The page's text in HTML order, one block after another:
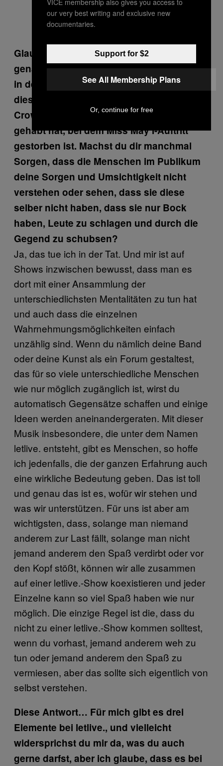
Glaubst du, dass die Leute manchmal
genau diesen Aspekt übersehen? Ihr habt
in der Webster Hall gespielt, nachdem
dieser Typ, egal ob es jetzt mit
Crowdsurfing oder Stagediving zu tun
gehabt hat, bei dem Miss May I-Auftritt
gestorben ist. Machst du dir manchmal
Sorgen, dass die Menschen im Publikum
deine Sorgen und Umsichtigkeit nicht
verstehen oder sehen, dass sie diese
selber nicht haben, dass sie nur Bock
haben, Leute zu schlagen und durch die
Gegend zu schubsen?
Ja, das tue ich in der Tat. Und mir ist auf
Shows inzwischen bewusst, dass man es
dort mit einer Ansammlung der
unterschiedlichsten Mentalitäten zu tun hat
und auch dass die einzelnen
Wahrnehmungsmöglichkeiten einfach
unzählig sind. Wenn du nämlich deine Band
oder deine Kunst als ein Forum gestaltest,
das für so viele unterschiedliche Menschen
wie nur möglich zugänglich ist, wirst du
automatisch Gegensätze schaffen und einige
Ideen werden aneinandergeraten. Mit dieser
Musik insbesondere, die unter dem Namen
letlive. entsteht, gibt es Menschen, so hoffe
ich jedenfalls, die der ganzen Erfahrung auch
eine wirkliche Bedeutung geben. Das ist toll
und genau das ist es, wofür wir stehen und
was wir unterstützen. Für uns ist aber am
wichtigsten, dass, solange man niemand
anderem zur Last fällt, solange man nicht
jemand anderem den Spaß verdirbt oder vor
den Kopf stößt, können wir alle zusammen
auf einer letlive.-Show koexistieren und jeder
Einzelne kann so viel Spaß haben wie nur
möglich. Die einzige Regel ist die, dass du
nicht zu einer letlive.-Show kommen solltest,
wenn du vorhast, jemand anderem weh zu
tun oder jemand anderem den Spaß zu
vermiesen, aber das sollte sich eigentlich von
selbst verstehen.
Diese Antwort… Für mich gibt es drei
Elemente bei letlive., und vielleicht
widersprichst du mir da, was du auch
gerne darfst, aber ich glaube, dass es bei
our very best writing and exclusive new
documentaries.
Support for $2
See All Membership Plans
Or, continue for free